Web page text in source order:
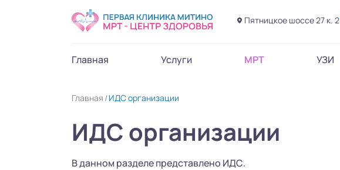
Пятницкое шоссе 27 к. 2
Главная Услуги МРТ УЗИ
Главная ИДС организации
ИДС организации
В данном разделе представлено ИДС.